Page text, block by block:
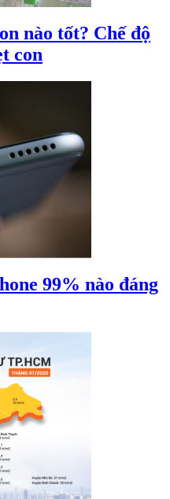
nào tốt? Chế độ
con
99% nào đáng